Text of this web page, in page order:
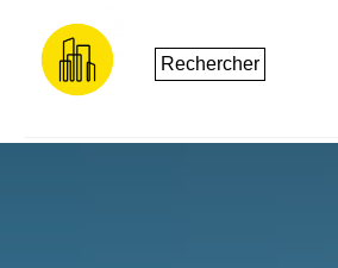
Rechercher